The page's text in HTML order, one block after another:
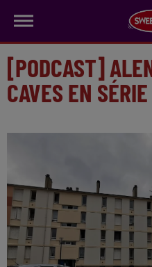
[PODCAST]
CAVES EN SÉRIE